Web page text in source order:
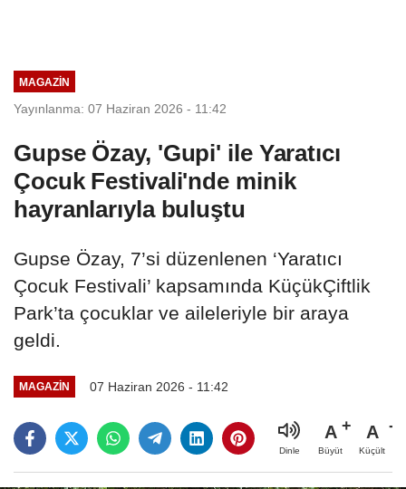
MAGAZİN
Yayınlanma: 07 Haziran 2026 - 11:42
Gupse Özay, 'Gupi' ile Yaratıcı
Çocuk Festivali'nde minik
hayranlarıyla buluştu
Gupse Özay, 7’si düzenlenen ‘Yaratıcı
Çocuk Festivali’ kapsamında KüçükÇiftlik
Park’ta çocuklar ve aileleriyle bir araya
geldi.
MAGAZİN 07 Haziran 2026 - 11:42
Dinle
A
Büyüt
A
Küçült